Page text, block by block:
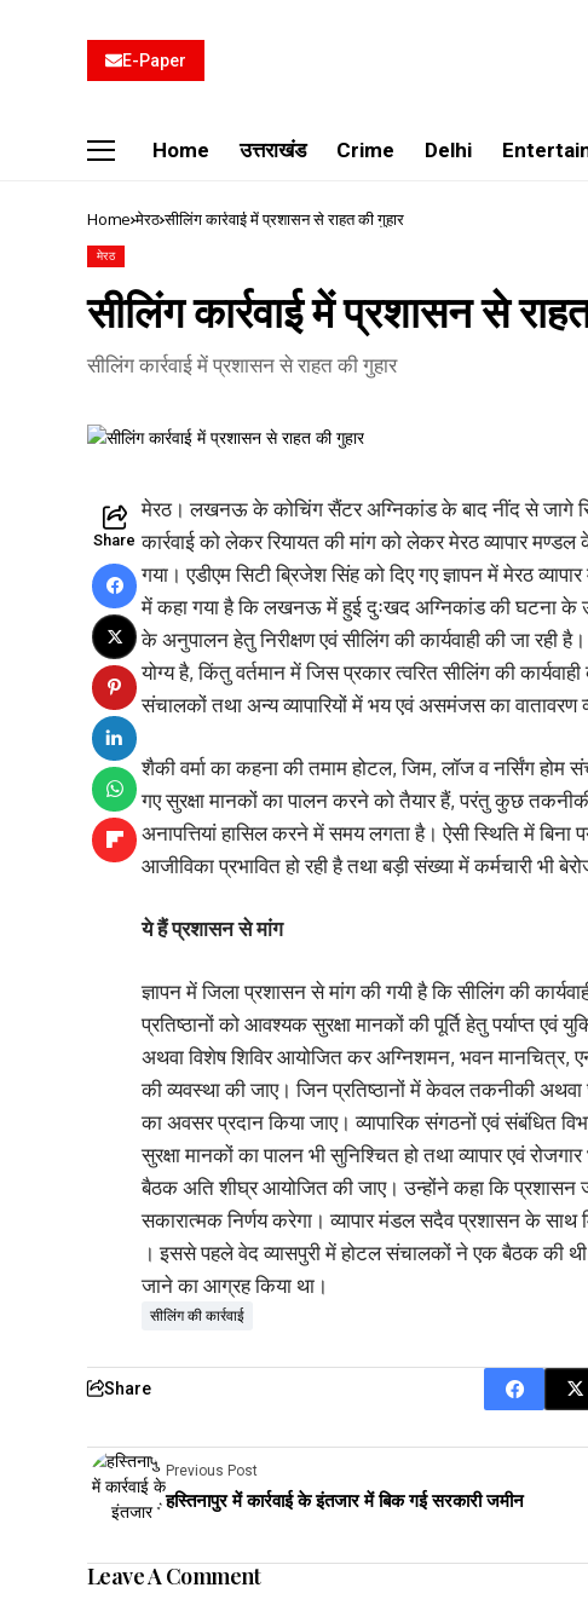
E-Paper
Home उत्तराखंड Crime Delhi
Home मेरठ सीलिंग कार्रवाई में प्रशासन से राहत की गुहार
मेरठ
सीलिंग कार्रवाई में प्रशासन से
सीलिंग कार्रवाई में प्रशासन से राहत की गुहार
Share
मेरठ। लखनऊ के कोचिंग सैंटर अग्निकांड के बाद नींद से जागे
कार्रवाई को लेकर रियायत की मांग को लेकर मेरठ व्यापार
गया। एडीएम सिटी ब्रिजेश सिंह को दिए गए ज्ञापन में मेरठ
में कहा गया है कि लखनऊ में हुई दुःखद अग्निकांड की घटना के
के अनुपालन हेतु निरीक्षण एवं सीलिंग की कार्यवाही की जा रही
योग्य है, किंतु वर्तमान में जिस प्रकार त्वरित सीलिंग की
संचालकों तथा अन्य व्यापारियों में भय एवं असमंजस का वातावरण
शैकी वर्मा का कहना की तमाम होटल, जिम, लॉज व नर्सिंग
गए सुरक्षा मानकों का पालन करने को तैयार हैं, परंतु कुछ
अनापत्तियां हासिल करने में समय लगता है। ऐसी स्थिति में बिना
आजीविका प्रभावित हो रही है तथा बड़ी संख्या में कर्मचारी भी
ये हैं प्रशासन से मांग
ज्ञापन में जिला प्रशासन से मांग की गयी है कि सीलिंग की
प्रतिष्ठानों को आवश्यक सुरक्षा मानकों की पूर्ति हेतु पर्याप्त
अथवा विशेष शिविर आयोजित कर अग्निशमन, भवन
की व्यवस्था की जाए। जिन प्रतिष्ठानों में केवल तकनीकी अथवा
का अवसर प्रदान किया जाए। व्यापारिक संगठनों एवं संबंधित
सुरक्षा मानकों का पालन भी सुनिश्चित हो तथा व्यापार एवं
बैठक अति शीघ्र आयोजित की जाए। उन्होंने कहा कि प्रशासन
सकारात्मक निर्णय करेगा। व्यापार मंडल सदैव प्रशासन के
। इससे पहले वेद व्यासपुरी में होटल संचालकों ने एक बैठक की थी
जाने का आग्रह किया था।
सीलिंग की कार्रवाई
Share
Previous Post
हस्तिनापुर में कार्रवाई के इंतजार में बिक गई सरकारी जमीन
Leave A Comment